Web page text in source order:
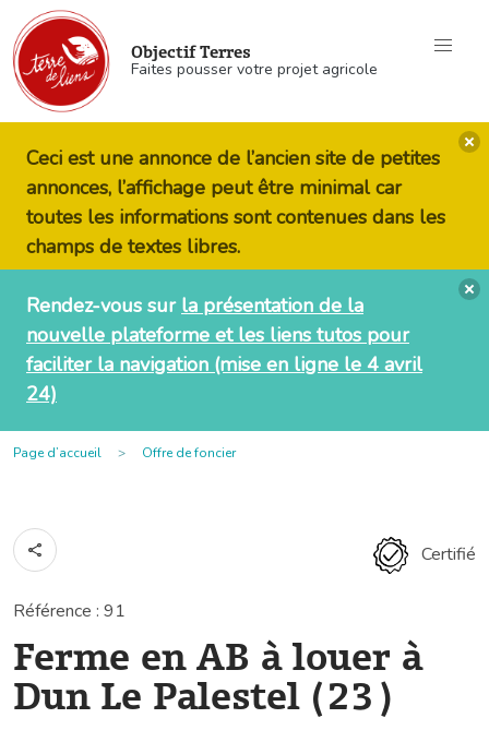
Objectif Terres
Faites pousser votre projet agricole
Ceci est une annonce de l’ancien site de petites
annonces, l’affichage peut être minimal car
toutes les informations sont contenues dans les
champs de textes libres.
Rendez-vous sur la présentation de la
nouvelle plateforme et les liens tutos pour
faciliter la navigation (mise en ligne le 4 avril
24)
Page d’accueil Offre de foncier
Certifié
Référence : 91
Ferme en AB à louer à
Dun Le Palestel (23)